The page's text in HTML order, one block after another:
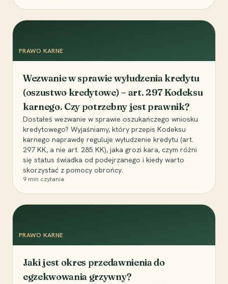
PRAWO KARNE
Wezwanie w sprawie wyłudzenia kredytu
(oszustwo kredytowe) – art. 297 Kodeksu
karnego. Czy potrzebny jest prawnik?
Dostałeś wezwanie w sprawie oszukańczego wniosku
kredytowego? Wyjaśniamy, który przepis Kodeksu
karnego naprawdę reguluje wyłudzenie kredytu (art.
297 KK, a nie art. 285 KK), jaka grozi kara, czym różni
się status świadka od podejrzanego i kiedy warto
skorzystać z pomocy obrońcy.
9 min czytania
PRAWO KARNE
Jaki jest okres przedawnienia do
egzekwowania grzywny?